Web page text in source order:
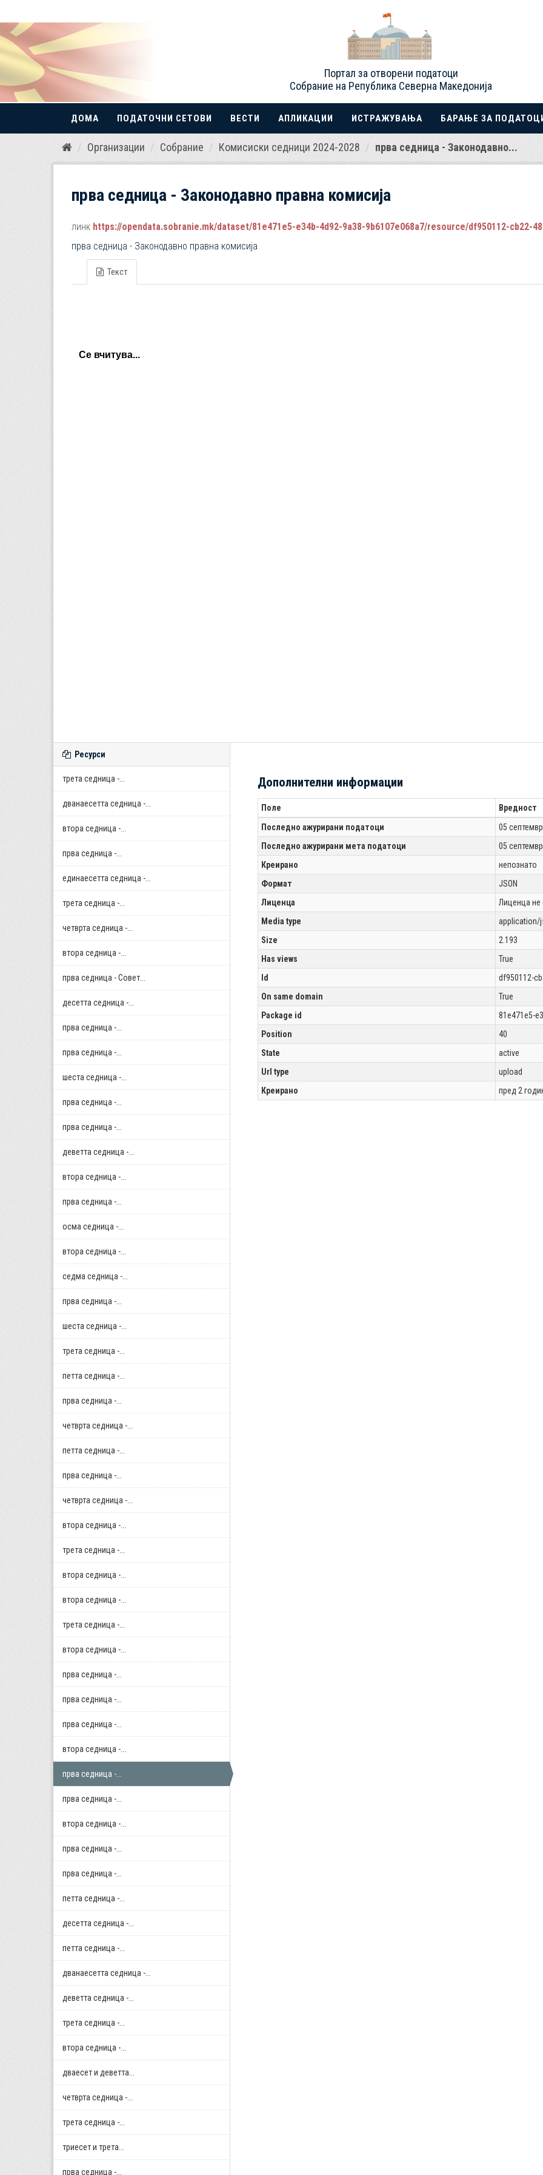
Прескокнете
Портал за отворени податоци
Собрание на Република Северна Македонија
ДОМА ПОДАТОЧНИ СЕТОВИ ВЕСТИ АПЛИКАЦИИ ИСТРАЖУВАЊА БАРАЊЕ ЗА
Организации Собрание Комисиски седници 2024-2028 прва седница - Законодавно...
прва седница - Законодавно правна комисија
линк https://opendata.sobranie.mk/dataset/81e471e5-e34b-4d92-9a38-9b6107e068a7/resource/df950112-cb22-488a-a542-
прва седница - Законодавно правна комисија
Текст
Ресурси
трета седница -...
дванаесетта седница -...
втора седница -...
прва седница -...
единаесетта седница -...
трета седница -...
четврта седница -...
втора седница -...
прва седница - Совет...
десетта седница -...
прва седница -...
прва седница -...
шеста седница -...
прва седница -...
прва седница -...
деветта седница -...
втора седница -...
прва седница -...
осма седница -...
втора седница -...
седма седница -...
прва седница -...
шеста седница -...
трета седница -...
петта седница -...
прва седница -...
четврта седница -...
петта седница -...
прва седница -...
четврта седница -...
втора седница -...
трета седница -...
втора седница -...
втора седница -...
трета седница -...
втора седница -...
прва седница -...
прва седница -...
прва седница -...
втора седница -...
прва седница -...
прва седница -...
втора седница -...
прва седница -...
прва седница -...
петта седница -...
десетта седница -...
петта седница -...
дванаесетта седница -...
деветта седница -...
трета седница -...
втора седница -...
дваесет и деветта...
четврта седница -...
трета седница -...
триесет и трета...
прва седница -...
Дополнителни информации
Поле
Вредност
Последно ажурирани податоци
05
Последно ажурирани мета податоци
05
Креирано
непознато
Формат
JSON
Лиценца
Лиценца не
Media type
application/
Size
2.193
Has views
True
Id
df950112-
On same domain
True
Package id
81e471e5-
Position
40
State
active
Url type
upload
Креирано
пред 2